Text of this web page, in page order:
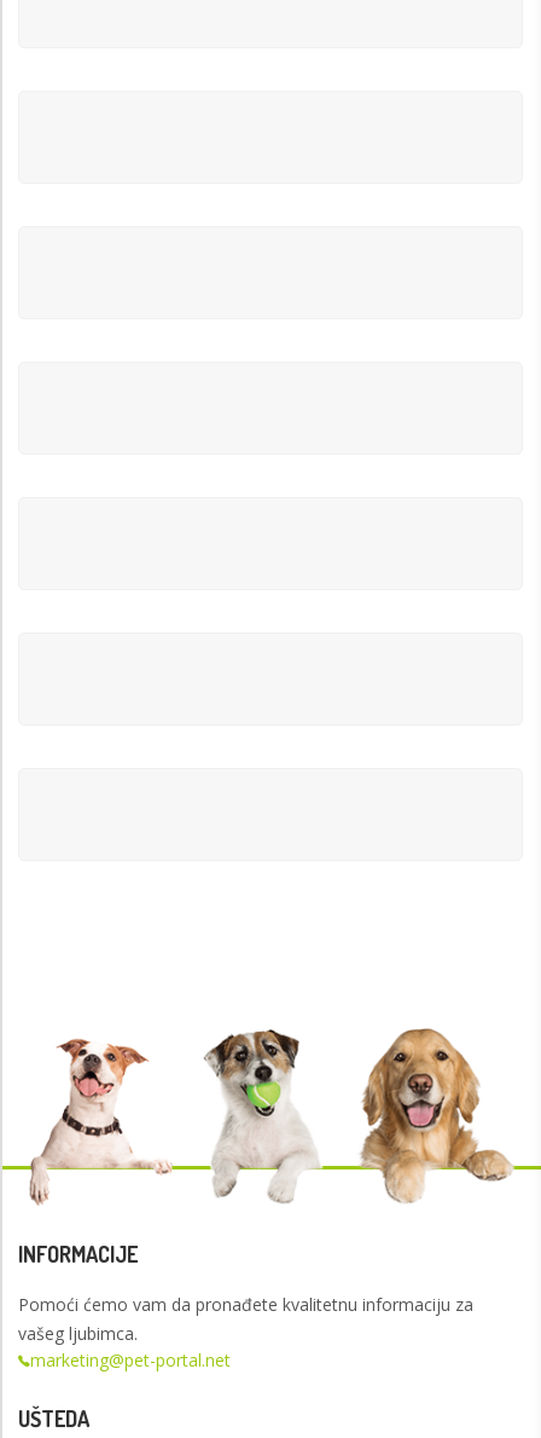
INFORMACIJE
Pomoći ćemo vam da pronađete kvalitetnu informaciju za
vašeg ljubimca.
marketing@pet-portal.net
UŠTEDA